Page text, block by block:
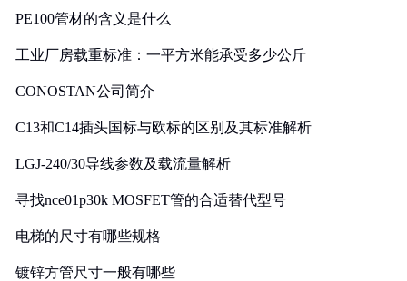
PE100管材的含义是什么
工业厂房载重标准：一平方米能承受多少公斤
CONOSTAN公司简介
C13和C14插头国标与欧标的区别及其标准解析
LGJ-240/30导线参数及载流量解析
寻找nce01p30k MOSFET管的合适替代型号
电梯的尺寸有哪些规格
镀锌方管尺寸一般有哪些